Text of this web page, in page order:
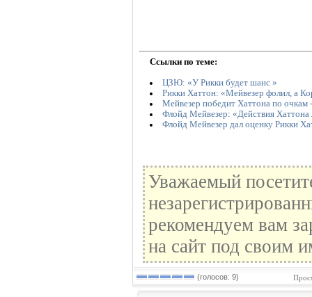
Ссылки по теме:
ЦЗЮ: «У Рикки будет шанс »
Рикки Хаттон: «Мейвезер фолил, а
Мейвезер победит Хаттона по
Флойд Мейвезер: «Действия Хаттона
Флойд Мейвезер дал оценку Рикки
Уважаемый
рекомендуем вам
на сайт под своим
(голосов: 9)